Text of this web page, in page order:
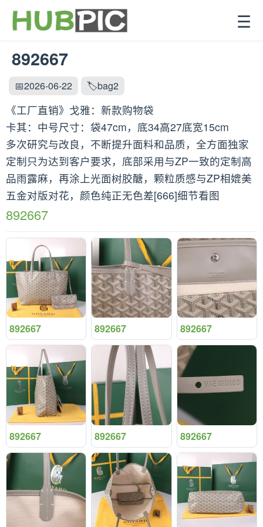
☰
892667
📅2026-06-22 🏷️bag2
《工厂直销》戈雅：新款购物袋
卡其：中号尺寸：袋47cm，底34高27底宽15cm
多次研究与改良，不断提升面料和品质，全方面独家
定制只为达到客户要求，底部采用与ZP一致的定制高
品雨露麻，再涂上光面树胶醣，颗粒质感与ZP相媲美
五金对版对花，颜色纯正无色差[666]细节看图
892667
892667 892667 892667
892667 892667 892667